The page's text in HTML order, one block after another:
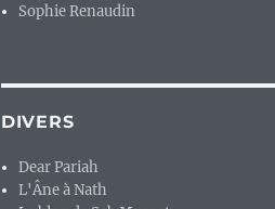
Sophie Renaudin
DIVERS
Dear Pariah
L'Âne à Nath